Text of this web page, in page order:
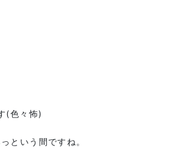
(色々怖)
という間ですね。